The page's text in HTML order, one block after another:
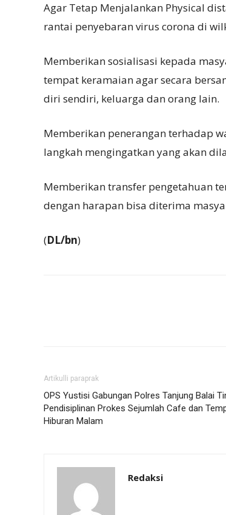
Agar Tetap Menjalankan Physical
rantai penyebaran virus corona di
Memberikan sosialisasi kepada
tempat keramaian agar secara
diri sendiri, keluarga dan orang lain.
Memberikan penerangan terhadap
langkah mengingatkan yang akan
Memberikan transfer pengetahuan
dengan harapan bisa diterima
(DL/bn)
Artikulli paraprak
OPS Yustisi Gabungan Polres Tanjung Balai
Pendisiplinan Prokes Sejumlah Cafe dan
Hiburan Malam
Redaksi